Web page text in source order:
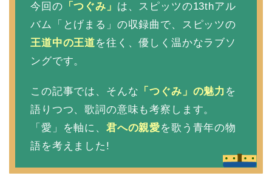
今回の 「つぐみ」 は、スピッツの13thアル
バム「とげまる」の収録曲で、スピッツの
王道中の王道を往く、優しく温かなラブソ
ングです。
この記事では、そんな 「つぐみ」の魅力 を
語りつつ、歌詞の意味も考察します。
「愛」を軸に、 君への親愛を歌う青年の物
語を考えました!